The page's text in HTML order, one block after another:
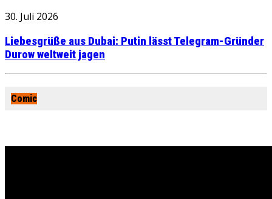
30. Juli 2026
Liebesgrüße aus Dubai: Putin lässt Telegram-Gründer
Durow weltweit jagen
Comic